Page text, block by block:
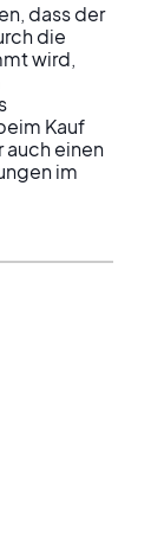
dass der
die
wird,
Kauf
auch einen
im